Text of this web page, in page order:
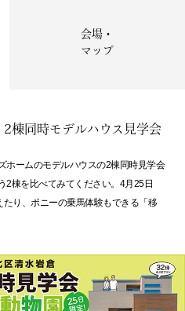
会場・
マップ
棟同時モデルハウス見学会
ホームのモデルハウスの2棟同時見学会
2棟を比べてみてください。4月25日
たり、ポニーの乗馬体験もできる「移